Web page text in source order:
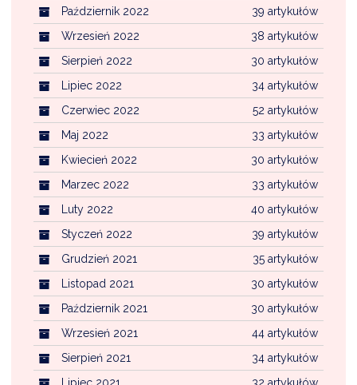
39 artykułów
Październik 2022
38 artykułów
Wrzesień 2022
30 artykułów
Sierpień 2022
34 artykułów
Lipiec 2022
52 artykułów
Czerwiec 2022
33 artykułów
Maj 2022
30 artykułów
Kwiecień 2022
33 artykułów
Marzec 2022
40 artykułów
Luty 2022
39 artykułów
Styczeń 2022
35 artykułów
Grudzień 2021
30 artykułów
Listopad 2021
30 artykułów
Październik 2021
44 artykułów
Wrzesień 2021
34 artykułów
Sierpień 2021